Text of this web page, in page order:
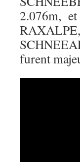
2.076m,
furent